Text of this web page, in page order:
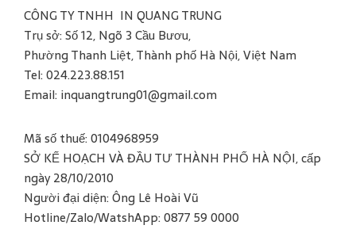
CÔNG TY TNHH IN QUANG TRUNG
Trụ sở: Số 12, Ngõ 3 Cầu Bươu,
Phường Thanh Liệt, Thành phố Hà Nội, Việt Nam
Tel: 024.223.88.151
Email: inquangtrung01@gmail.com
Mã số thuế: 0104968959
SỞ KẾ HOẠCH VÀ ĐẦU TƯ THÀNH PHỐ HÀ NỘI, cấp
ngày 28/10/2010
Người đại diện: Ông Lê Hoài Vũ
Hotline/Zalo/WatshApp: 0877 59 0000